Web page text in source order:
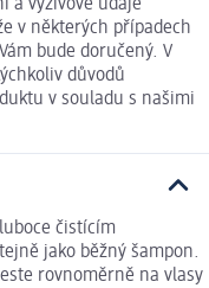
a výživové údaje
v některých případech
bude doručený. V
důvodů
v souladu s našimi
čistícím
jako běžný šampon.
rovnoměrně na vlasy